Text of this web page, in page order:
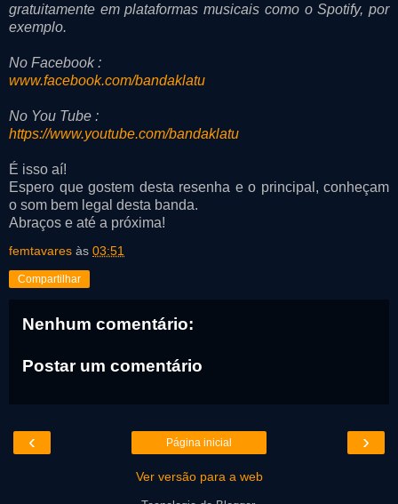
gratuitamente em plataformas musicais como o Spotify, por
exemplo.
No Facebook :
www.facebook.com/bandaklatu
No You Tube :
https://www.youtube.com/bandaklatu
É isso aí!
Espero que gostem desta resenha e o principal, conheçam
o som bem legal desta banda.
Abraços e até a próxima!
femtavares às 03:51
Compartilhar
Nenhum comentário:
Postar um comentário
‹ ›
Página inicial
Ver versão para a web